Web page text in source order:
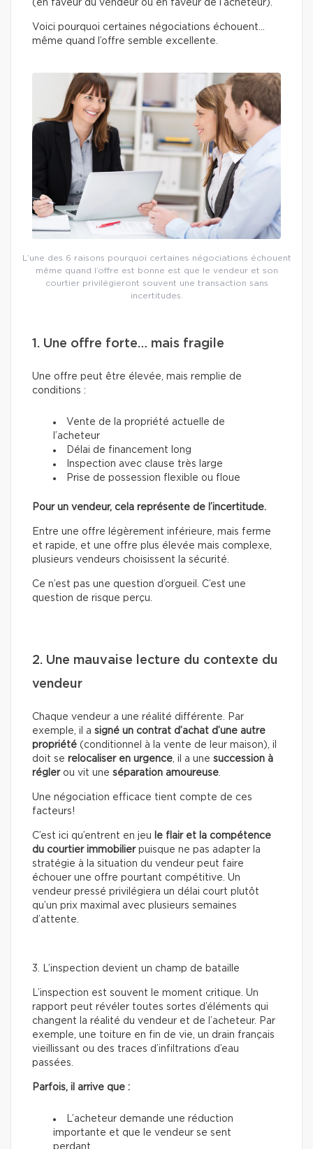
(en faveur du vendeur ou en faveur de l’acheteur).
Voici pourquoi certaines négociations échouent…
même quand l’offre semble excellente.
L’une des 6 raisons pourquoi certaines négociations échouent
même quand l’offre est bonne est que le vendeur et son
courtier privilégieront souvent une transaction sans
incertitudes.
1. Une offre forte… mais fragile
Une offre peut être élevée, mais remplie de
conditions :
Vente de la propriété actuelle de
l’acheteur
Délai de financement long
Inspection avec clause très large
Prise de possession flexible ou floue
Pour un vendeur, cela représente de l’incertitude.
Entre une offre légèrement inférieure, mais ferme
et rapide, et une offre plus élevée mais complexe,
plusieurs vendeurs choisissent la sécurité.
Ce n’est pas une question d’orgueil. C’est une
question de risque perçu.
2. Une mauvaise lecture du contexte du
vendeur
Chaque vendeur a une réalité différente. Par
exemple, il a signé un contrat d’achat d’une autre
propriété (conditionnel à la vente de leur maison), il
doit se relocaliser en urgence , il a une succession à
réglerou vit une séparation amoureuse
Une négociation efficace tient compte de ces
facteurs!
C’est ici qu’entrent en jeu
le flair et la compétence
du courtier immobilierpuisque ne pas adapter la
stratégie à la situation du vendeur peut faire
échouer une offre pourtant compétitive. Un
vendeur pressé privilégiera un délai court plutôt
qu’un prix maximal avec plusieurs semaines
d’attente.
3. L’inspection devient un champ de bataille
L’inspection est souvent le moment critique. Un
rapport peut révéler toutes sortes d’éléments qui
changent la réalité du vendeur et de l’acheteur. Par
exemple, une toiture en fin de vie, un drain français
vieillissant ou des traces d’infiltrations d’eau
passées.
Parfois, il arrive que :
L’acheteur demande une réduction
importante et que le vendeur se sent
perdant.